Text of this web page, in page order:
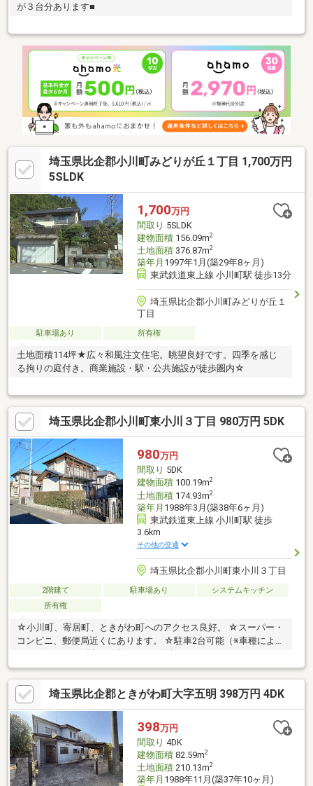
が３台分あります■
埼玉県比企郡小川町みどりが丘１丁目 1,700万円
5SLDK
1,700万円
間取り 5SLDK
建物面積156.09m2
土地面積376.87m2
築年月 1997年1月(築29年8ヶ月)
東武鉄道東上線 小川町駅 徒歩13分
埼玉県比企郡小川町みどりが丘１
丁目
駐車場あり 所有権
土地面積114坪★広々和風注文住宅。眺望良好です。四季を感じ
る拘りの庭付き。商業施設・駅・公共施設が徒歩圏内☆
埼玉県比企郡小川町東小川３丁目 980万円 5DK
980万円
間取り 5DK
建物面積100.19m2
土地面積174.93m2
築年月 1988年3月(築38年6ヶ月)
東武鉄道東上線 小川町駅 徒歩
3.6km
その他の交通
埼玉県比企郡小川町東小川３丁目
2階建て 駐車場あり
システムキッチン
所有権
☆小川町、寄居町、ときがわ町へのアクセス良好。 ☆スーパー・
コンビニ、郵便局近くにあります。 ☆駐車2台可能（※車種によ
埼玉県比企郡ときがわ町大字五明 398万円 4DK
398万円
間取り 4DK
建物面積82.59m2
土地面積210.13m2
築年月 1988年11月(築37年10ヶ月)